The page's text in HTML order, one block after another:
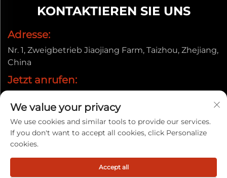
KONTAKTIEREN SIE UNS
Adresse:
Nr. 1, Zweigbetrieb Jiaojiang Farm, Taizhou, Zhejiang,
China
Jetzt anrufen:
E-Mail:
[email protected]
Urheberrecht © 2025 durch Taizhou Baiyun Jixiang
Decorative Material Co., Ltd. |Datenschutzrichtlinie
We value your privacy
We use cookies and similar tools to provide our services.
If you don't want to accept all cookies, click Personalize
cookies.
Accept all